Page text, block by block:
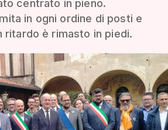
centrato in pieno.
in ogni ordine di posti e
ritardo è rimasto in piedi.